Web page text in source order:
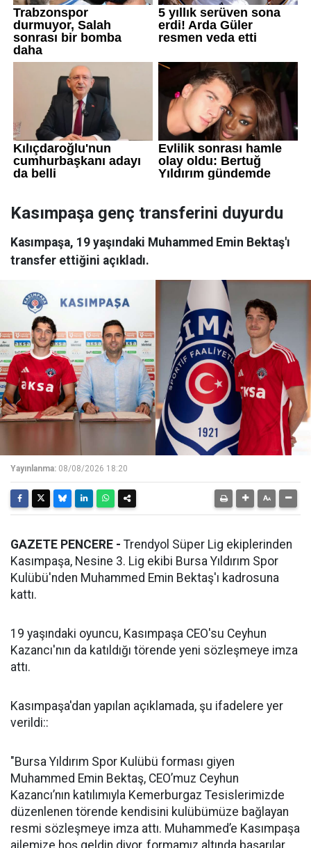
Kasımpaşa genç transferini duyurdu
Kasımpaşa, 19 yaşındaki Muhammed Emin Bektaş'ı
transfer ettiğini açıkladı.
Yayınlanma: 08/08/2026 18:20
GAZETE PENCERE - Trendyol Süper Lig ekiplerinden
Kasımpaşa, Nesine 3. Lig ekibi Bursa Yıldırım Spor
Kulübü'nden Muhammed Emin Bektaş'ı kadrosuna
kattı.
19 yaşındaki oyuncu, Kasımpaşa CEO'su Ceyhun
Kazancı'nın da katıldığı törende yeni sözleşmeye imza
attı.
Kasımpaşa'dan yapılan açıklamada, şu ifadelere yer
verildi::
"Bursa Yıldırım Spor Kulübü forması giyen
Muhammed Emin Bektaş, CEO’muz Ceyhun
Kazancı’nın katılımıyla Kemerburgaz Tesislerimizde
düzenlenen törende kendisini kulübümüze bağlayan
resmi sözleşmeye imza attı. Muhammed’e Kasımpaşa